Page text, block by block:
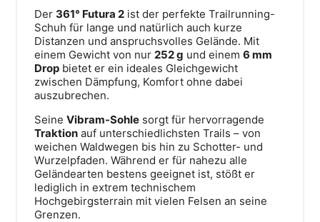
Route anzeigen
Der 361° Futura 2 ist der perfekte Trailrunning-
Schuh für lange und natürlich auch kurze
Distanzen und anspruchsvolles Gelände. Mit
einem Gewicht von nur 252 g und einem 6 mm
Drop bietet er ein ideales Gleichgewicht
zwischen Dämpfung, Komfort ohne dabei
auszubrechen.
Seine Vibram-Sohle sorgt für hervorragende
Traktion auf unterschiedlichsten Trails – von
weichen Waldwegen bis hin zu Schotter- und
Wurzelpfaden. Während er für nahezu alle
Geländearten bestens geeignet ist, stößt er
lediglich in extrem technischem
Hochgebirgsterrain mit vielen Felsen an seine
Grenzen.